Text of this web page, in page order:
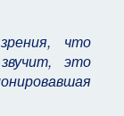
что
это